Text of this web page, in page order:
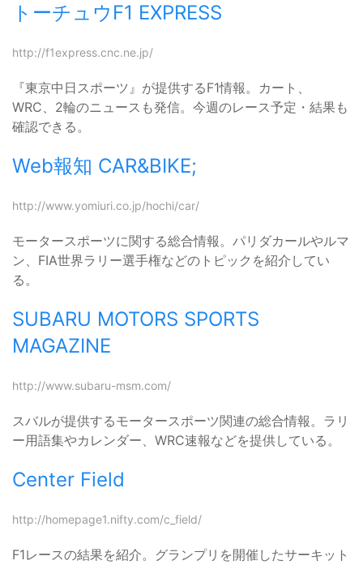
トーチュウF1 EXPRESS
http://f1express.cnc.ne.jp/
『東京中日スポーツ』が提供するF1情報。カート、
WRC、2輪のニュースも発信。今週のレース予定・結果も
確認できる。
Web報知 CAR&BIKE;
http://www.yomiuri.co.jp/hochi/car/
モータースポーツに関する総合情報。パリダカールやルマ
ン、FIA世界ラリー選手権などのトピックを紹介してい
る。
SUBARU MOTORS SPORTS
MAGAZINE
http://www.subaru-msm.com/
スバルが提供するモータースポーツ関連の総合情報。ラリ
ー用語集やカレンダー、WRC速報などを提供している。
Center Field
http://homepage1.nifty.com/c_field/
F1レースの結果を紹介。グランプリを開催したサーキット